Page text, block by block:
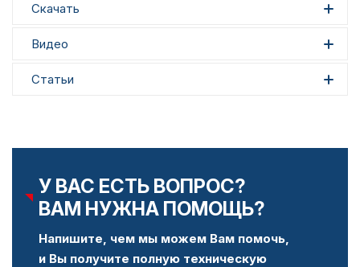
Скачать
Видео
Статьи
У ВАС ЕСТЬ ВОПРОС?
ВАМ НУЖНА ПОМОЩЬ?
Напишите, чем мы можем Вам помочь,
и Вы получите полную техническую